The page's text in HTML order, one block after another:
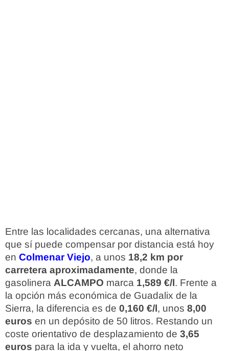
Entre las localidades cercanas, una alternativa
que sí puede compensar por distancia está hoy
en Colmenar Viejo, a unos 18,2 km por
carretera aproximadamente, donde la
gasolinera ALCAMPO marca 1,589 €/l. Frente a
la opción más económica de Guadalix de la
Sierra, la diferencia es de 0,160 €/l, unos 8,00
euros en un depósito de 50 litros. Restando un
coste orientativo de desplazamiento de 3,65
euros para la ida y vuelta, el ahorro neto